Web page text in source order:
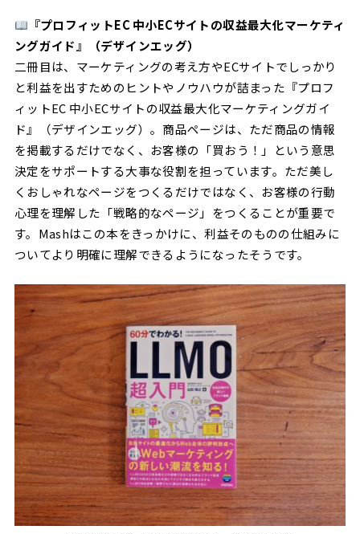
『プロフィットEC 中小ECサイトの収益最大化マーケティ
ングガイド』（デザインエッグ）
二冊目は、マーケティングの考え方やECサイトでしっかり
と利益を出すためのヒントやノウハウが詰まった『プロフ
ィットEC 中小ECサイトの収益最大化マーケティングガイ
ド』（デザインエッグ）。商品ページは、ただ商品の情報
を掲載するだけでなく、お客様の「買おう！」という意思
決定をサポートする大事な役割を担っています。ただ美し
くおしゃれなページをつくるだけではなく、お客様の行動
心理を理解した「戦略的なページ」をつくることが重要で
す。Mashはこの本をきっかけに、利益そのものの仕組みに
ついてより明確に理解できるようになったそうです。